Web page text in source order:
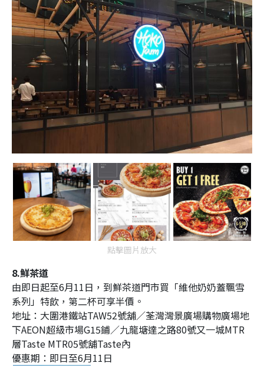
點擊圖片放大
8.鮮茶道
由即日起至6月11日，到鮮茶道門市買「維他奶奶蓋飄雪
系列」特飲，第二杯可享半價。
地址：大圍港鐵站TAW52號舖／荃灣灣景廣場購物廣場地
下AEON超級市場G15鋪／九龍塘達之路80號又一城MTR
層Taste MTR05號舖Taste內
優惠期：即日至6月11日